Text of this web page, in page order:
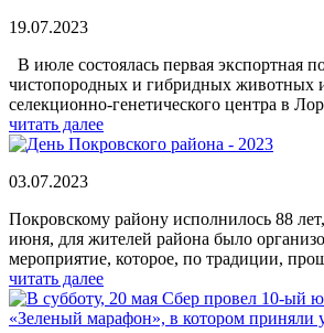
19.07.2023
В июле состоялась первая экспортная
чистопородных и гибридных животных
селекционно-генетического центра в
читать далее
03.07.2023
Покровскому району исполнилось 88
июня, для жителей района было
мероприятие, которое, по традиции,
читать далее